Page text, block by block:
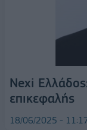
Nexi
επικεφαλής
18/06/2025 -